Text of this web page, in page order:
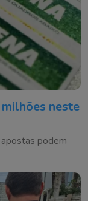
neste
podem